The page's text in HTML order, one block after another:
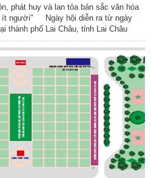
phát huy và lan tỏa bản sắc văn hóa
ít người" Ngày hội diễn ra từ ngày
thành phố Lai Châu, tỉnh Lai Châu